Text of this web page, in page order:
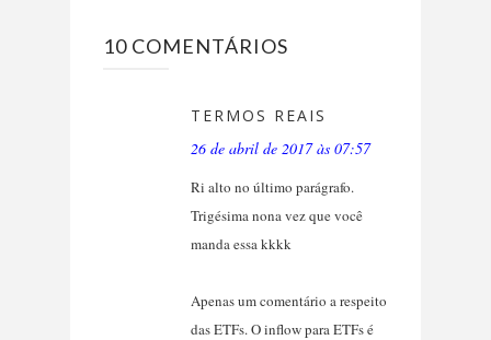
10 COMENTÁRIOS
TERMOS REAIS
26 de abril de 2017 às 07:57
Ri alto no último parágrafo.
Trigésima nona vez que você
manda essa kkkk
Apenas um comentário a respeito
das ETFs. O inflow para ETFs é